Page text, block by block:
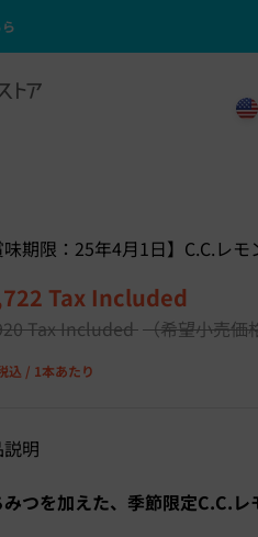
味期限：25年4月1日】C.C.
priceTax Included
price
Tax Included （希望小売価
込 / 1本あたり
明
みつを加えた、季節限定C.C.レ